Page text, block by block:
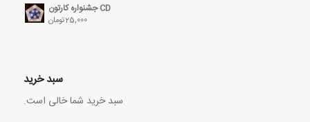
CD جشنواره کارتون
25,000تومان
سبد خرید
سبد خرید شما خالی است.